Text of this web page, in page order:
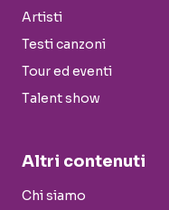
Artisti
Testi canzoni
Tour ed eventi
Talent show
Altri contenuti
Chi siamo